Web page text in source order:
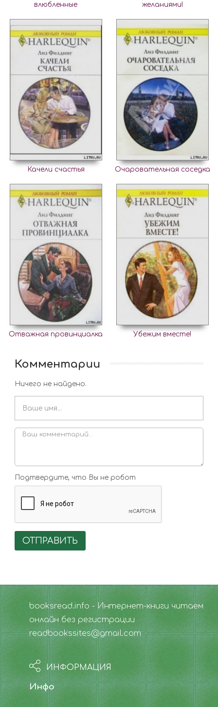
влюбленные
желаниями!
Качели счастья Очаровательная соседка
Отважная провинциалка Убежим вместе!
Комментарии
Ничего не найдено.
Подтвердите, что Вы не робот
ОТПРАВИТЬ
booksread.info - Интернет-книги читаем
онлайн без регистрации
readbookssites@gmail.com
ИНФОРМАЦИЯ
Инфо